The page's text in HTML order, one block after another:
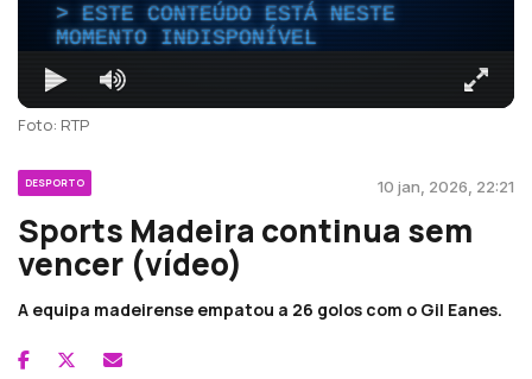
ESTE CONTEÚDO ESTÁ NESTE
MOMENTO INDISPONÍVEL
Foto: RTP
DESPORTO 10 jan, 2026, 22:21
Sports Madeira continua sem
vencer (vídeo)
A equipa madeirense empatou a 26 golos com o Gil Eanes.